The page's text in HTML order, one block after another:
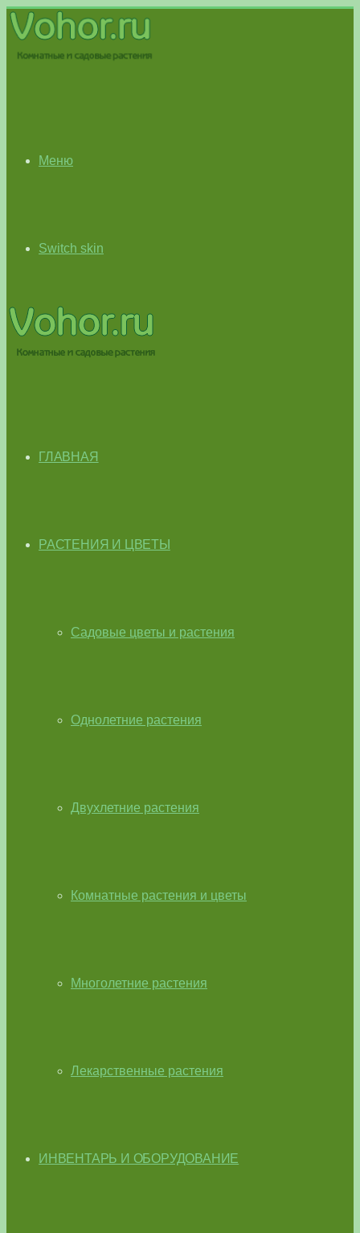
Меню
Switch skin
ГЛАВНАЯ
РАСТЕНИЯ И ЦВЕТЫ
Садовые цветы и растения
Однолетние растения
Двухлетние растения
Комнатные растения и цветы
Многолетние растения
Лекарственные растения
ИНВЕНТАРЬ И ОБОРУДОВАНИЕ